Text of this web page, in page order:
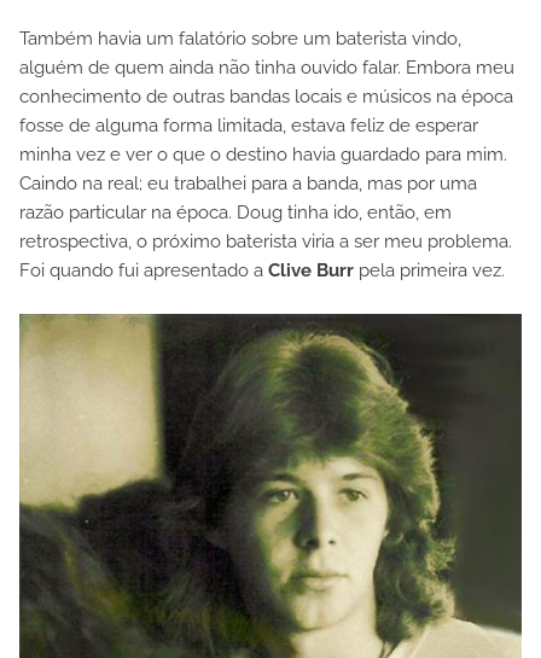
Também havia um falatório sobre um baterista vindo,
alguém de quem ainda não tinha ouvido falar. Embora meu
conhecimento de outras bandas locais e músicos na época
fosse de alguma forma limitada, estava feliz de esperar
minha vez e ver o que o destino havia guardado para mim.
Caindo na real; eu trabalhei para a banda, mas por uma
razão particular na época. Doug tinha ido, então, em
retrospectiva, o próximo baterista viria a ser meu problema.
Foi quando fui apresentado a Clive Burr pela primeira vez.